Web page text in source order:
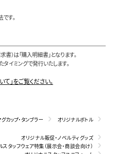
す。
）は「購入明細書」となります。
イミングで発行いたします。
」をご覧ください。
グカップ・タンブラー オリジナルボトル
オリジナル販促・ノベルティグッズ
スタッフウェア特集（展示会・商談会向け）